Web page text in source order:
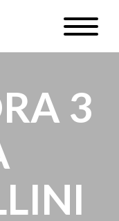
Toggle
3